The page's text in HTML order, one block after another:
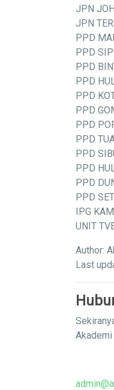
JPN
JPN
PPD
PPD
PPD
PPD
PPD
PPD
PPD
PPD
PPD
PPD
PPD
PPD
IPG
UNIT
Author:
Last